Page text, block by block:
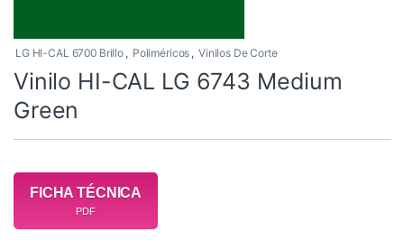
LG HI-CAL 6700 Brillo , Poliméricos , Vinilos De Corte
Vinilo HI-CAL LG 6743 Medium
Green
FICHA TÉCNICA
PDF